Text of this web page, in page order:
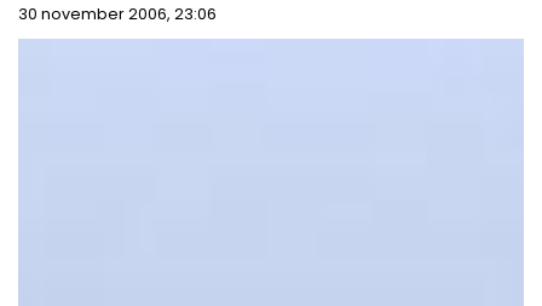
30 november 2006, 23:06